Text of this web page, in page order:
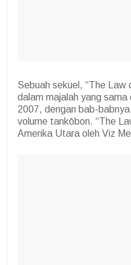
Sebuah sekuel, “The Law
dalam majalah yang sama
2007, dengan bab-
volume tankōbon. “The
Amerika Utara oleh Viz